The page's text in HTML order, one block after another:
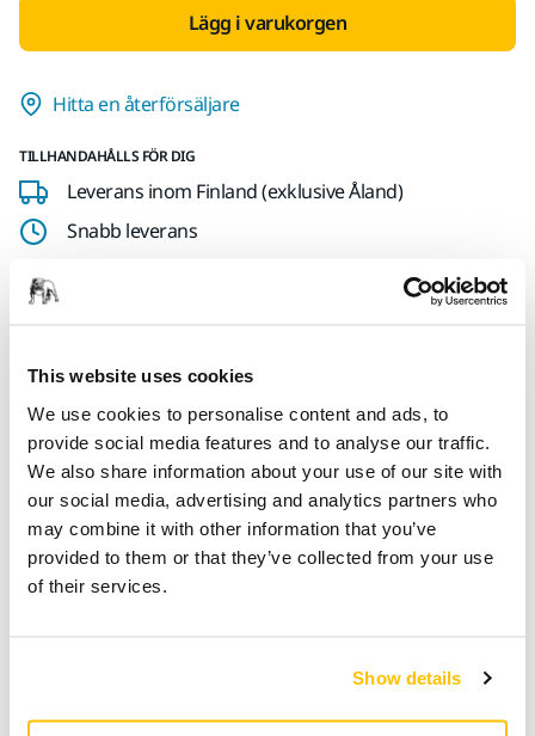
This website uses cookies
We use cookies to personalise content and ads, to
provide social media features and to analyse our traffic.
We also share information about your use of our site with
our social media, advertising and analytics partners who
may combine it with other information that you’ve
provided to them or that they’ve collected from your use
of their services.
Show details
Lägg i varukorgen
Hitta en återförsäljare
TILLHANDAHÅLLS FÖR DIG
Leverans inom Finland (exklusive Åland)
Snabb leverans
Gör en retur enkelt på www.mirka.com/sv-
fi/support/returnera-en-vara/
Teknisk specifikation